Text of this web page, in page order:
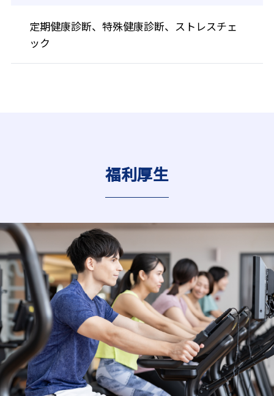
定期健康診断、特殊健康診断、ストレスチェ
ック
福利厚生